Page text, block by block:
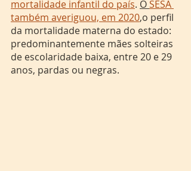
mortalidade infantil do país. O SESA
também averiguou, em 2020,o perfil
da mortalidade materna do estado:
predominantemente mães solteiras
de escolaridade baixa, entre 20 e 29
anos, pardas ou negras.